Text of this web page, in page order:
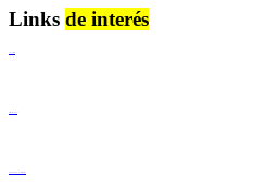
Links de interés